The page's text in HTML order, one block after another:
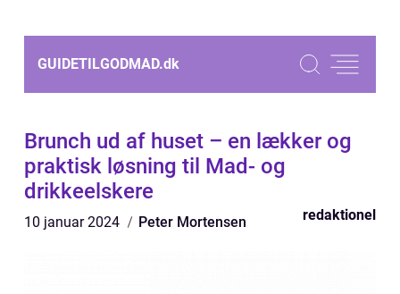
GUIDETILGODMAD.dk
Brunch ud af huset – en lækker og
praktisk løsning til Mad- og
drikkeelskere
10 januar 2024 Peter Mortensen redaktionel